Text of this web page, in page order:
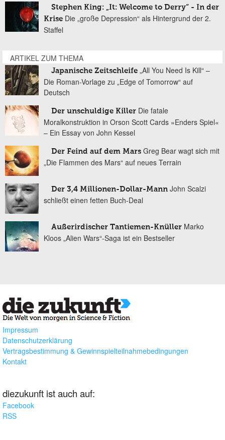
Stephen King: „It: Welcome to Derry“ - In der
Krise Die „große Depression“ als Hintergrund der 2.
Staffel
ARTIKEL ZUM THEMA
Japanische Zeitschleife „All You Need Is Kill“ –
Die Roman-Vorlage zu „Edge of Tomorrow“ auf
Deutsch
Der unschuldige Killer Die fatale
Moralkonstruktion in Orson Scott Cards »Enders Spiel«
– Ein Essay von John Kessel
Der Feind auf dem Mars Greg Bear wagt sich mit
„Die Flammen des Mars“ auf neues Terrain
Der 3,4 Millionen-Dollar-Mann John Scalzi
schließt einen fetten Buch-Deal
Außerirdischer Tantiemen-Knüller Marko
Kloos „Alien Wars“-Saga ist ein Bestseller
Impressum
Datenschutzerklärung
Vertragsbestimmung & Gewinnspielteilnahmebedingungen
Kontakt
diezukunft ist auch auf:
Facebook
RSS